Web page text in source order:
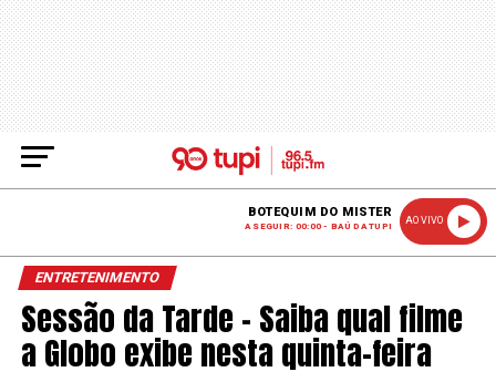
BOTEQUIM DO MISTER
A SEGUIR: 00:00 - BAÚ DA TUPI
AO VIVO
ENTRETENIMENTO
Sessão da Tarde – Saiba qual filme
a Globo exibe nesta quinta-feira